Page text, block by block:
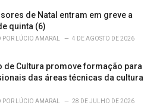
de Natal entram em greve a
quinta (6)
POR LÚCIO AMARAL 4 DE AGOSTO DE 2026
de Cultura promove formação para
das áreas técnicas da cultura
POR LÚCIO AMARAL 28 DE JULHO DE 2026